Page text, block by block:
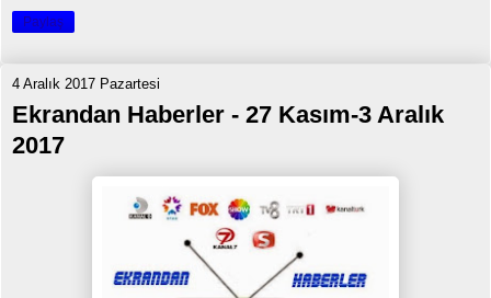
Paylaş
4 Aralık 2017 Pazartesi
Ekrandan Haberler - 27 Kasım-3 Aralık
2017